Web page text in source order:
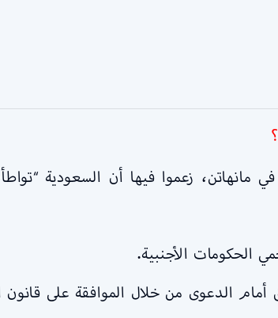
11 سبتمبر أمام محكمة اتحادية في مانهاتن، زعموا فيها أن السعودية
لتمهيد الطريق أمام الدعوى من خلال الموافقة على